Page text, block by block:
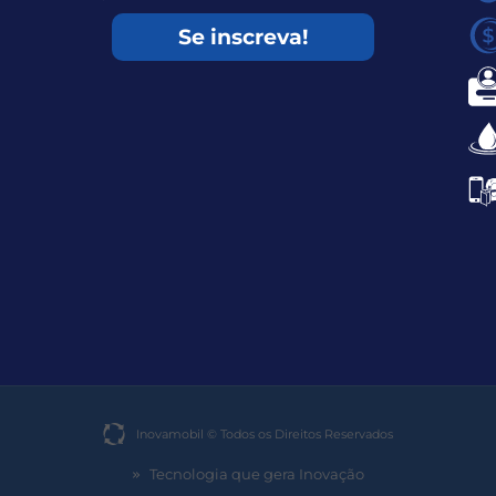
Se inscreva!
Inovamobil © Todos os Direitos Reservados​
» Tecnologia que gera Inovação